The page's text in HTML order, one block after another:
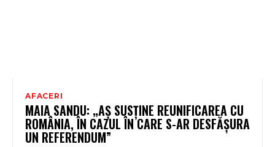
AFACERI
MAIA SANDU: „AȘ SUSȚINE REUNIFICAREA CU
ROMÂNIA, ÎN CAZUL ÎN CARE S-AR DESFĂȘURA
UN REFERENDUM”